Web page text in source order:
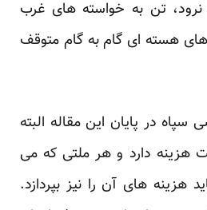
نرود، تن به خواسته های غرب
هسته ای گام به گام متوقف
در پایان این مقاله البته
هزینه دارد و هر ملتی که می
هزینه های آن را نیز بپردازد.